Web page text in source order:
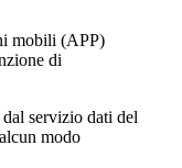
mobili (APP)
di
servizio dati del
modo